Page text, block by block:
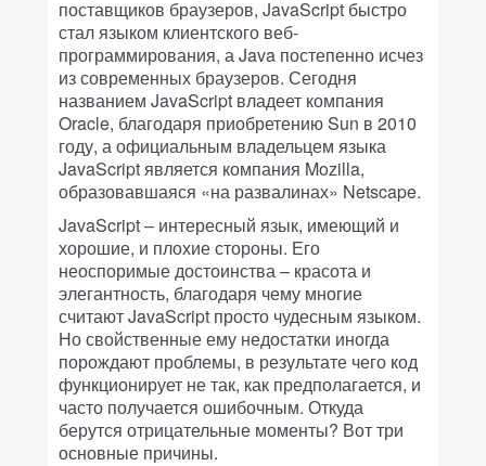
поставщиков браузеров, JavaScript быстро
стал языком клиентского веб-
программирования, а Java постепенно исчез
из современных браузеров. Сегодня
названием JavaScript владеет компания
Oracle, благодаря приобретению Sun в 2010
году, а официальным владельцем языка
JavaScript является компания Mozilla,
образовавшаяся «на развалинах» Netscape.
JavaScript – интересный язык, имеющий и
хорошие, и плохие стороны. Его
неоспоримые достоинства – красота и
элегантность, благодаря чему многие
считают JavaScript просто чудесным языком.
Но свойственные ему недостатки иногда
порождают проблемы, в результате чего код
функционирует не так, как предполагается, и
часто получается ошибочным. Откуда
берутся отрицательные моменты? Вот три
основные причины.